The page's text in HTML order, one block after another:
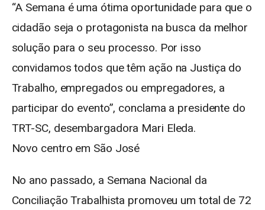
“A Semana é uma ótima oportunidade para que o
cidadão seja o protagonista na busca da melhor
solução para o seu processo. Por isso
convidamos todos que têm ação na Justiça do
Trabalho, empregados ou empregadores, a
participar do evento”, conclama a presidente do
TRT-SC, desembargadora Mari Eleda.
Novo centro em São José
No ano passado, a Semana Nacional da
Conciliação Trabalhista promoveu um total de 72